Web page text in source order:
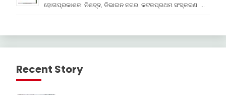
ହୋତାପ୍ରକାଶକ: ନିଶବ୍ଦ, ଡିଭାଇନ ନଗର, କଟକପ୍ରଥମ ସଂସ୍କରଣ: …
Recent Story